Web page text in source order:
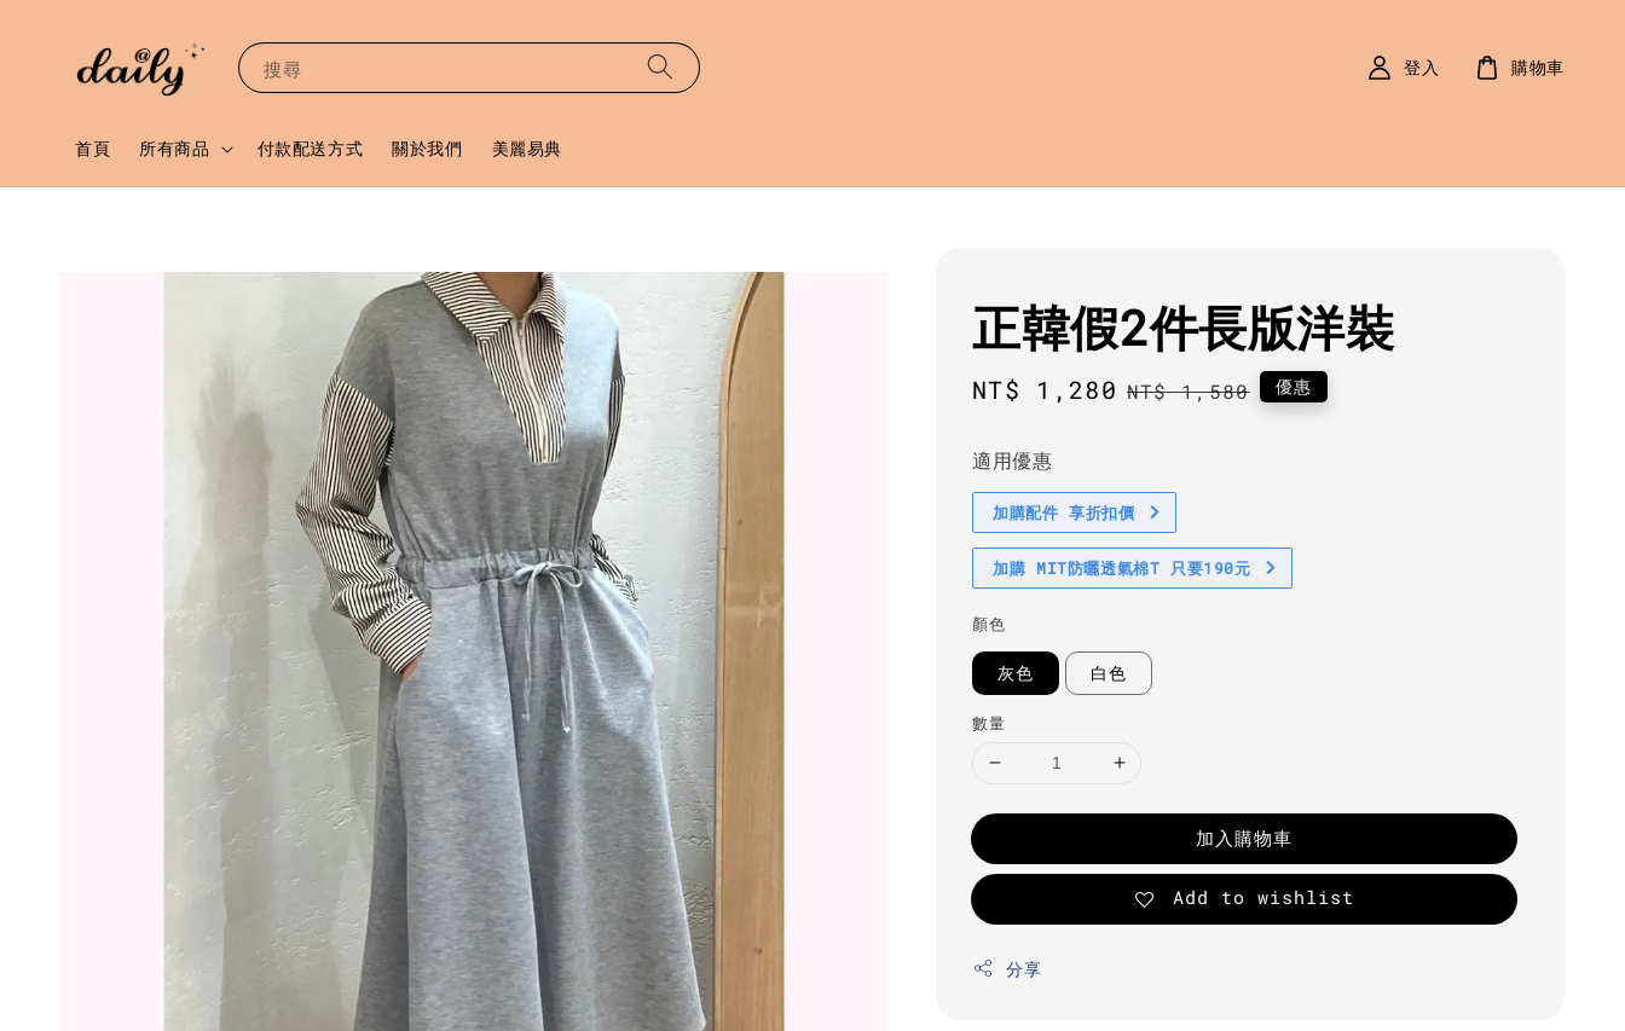
搜尋
首頁 所有商品 付款配送方式 關於我們 美麗易典
登入 購物車
正韓假2件長版洋裝
Sale
NT$ 1,280 Regular
NT$ 1,580 優惠
適用優惠
加購配件 享折扣價
加購 MIT防曬透氣棉T 只要190元
顏色
灰色 白色
數量
加入購物車
Add to wishlist
分享